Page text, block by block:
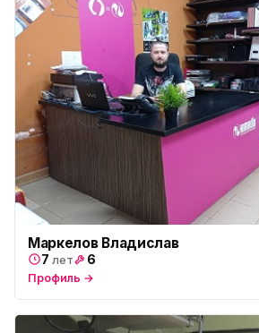
Маркелов Владислав
7 лет 6
Профиль →